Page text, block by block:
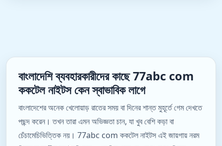
বাংলাদেশি ব্যবহারকারীদের কাছে 77abc com
ককটেল নাইটস কেন স্বাভাবিক লাগে
বাংলাদেশের অনেক খেলোয়াড় রাতের সময় বা দিনের শান্ত মুহূর্তে গেম দেখতে
পছন্দ করেন। তখন তারা এমন অভিজ্ঞতা চান, যা খুব বেশি কড়া বা
চেঁচামেচিভিত্তিক নয়। 77abc com ককটেল নাইটস এই জায়গায় নরম